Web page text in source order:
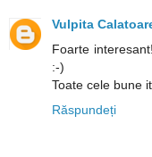
Vulpita
Foarte
:-)
Toate cele bune
Răspundeți